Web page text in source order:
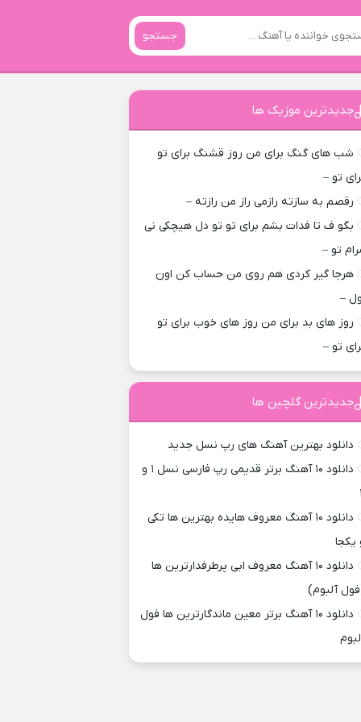
جستجو
جدیدترین موزیک ها
شب های گنگ برای من روز قشنگ برای تو
تو –
رقصم به سازته رازمی راز من رازته –
بگو ف تا فدات بشم برای تو تو دل هیچکی نی
تو –
هرجا گیر کردی هم روی من حساب کن اون
–
روز های بد برای من روز های خوب برای تو
تو –
جدیدترین گلچین ها
دانلود بهترین آهنگ های رپ نسل جدید
دانلود ۱۰ آهنگ برتر قدیمی رپ فارسی نسل ۱ و
دانلود ۱۰ آهنگ معروف هایده بهترین ها تکی
یکجا
دانلود ۱۰ آهنگ معروف ابی پرطرفدارترین ها
آلبوم)
دانلود ۱۰ آهنگ برتر معین ماندگارترین ها فول